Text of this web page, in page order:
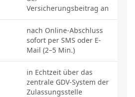
Versicherungsbeitrag an
nach Online-Abschluss
sofort per SMS oder E-
Mail (2–5 Min.)
in Echtzeit über das
zentrale GDV-System der
Zulassungsstelle